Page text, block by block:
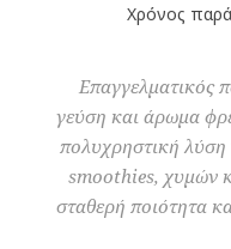
Χρόνος
Επαγγελματικός
γεύση και άρωμα
πολυχρηστική
smoothies, χυμών
σταθερή ποιότητα